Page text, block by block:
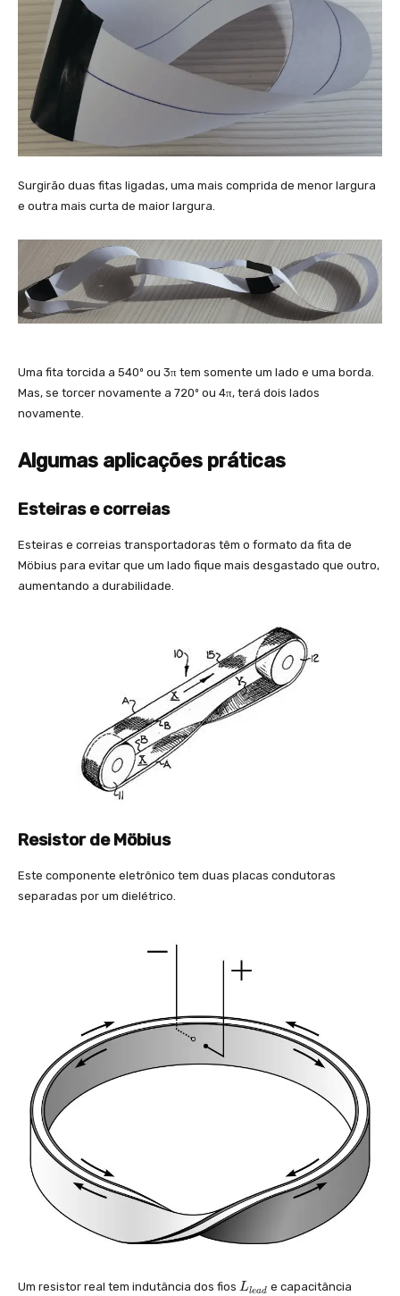
Surgirão duas fitas ligadas, uma mais comprida de menor largura
e outra mais curta de maior largura.
Uma fita torcida a 540º ou 3π tem somente um lado e uma borda.
Mas, se torcer novamente a 720º ou 4π, terá dois lados
novamente.
Algumas aplicações práticas
Esteiras e correias
Esteiras e correias transportadoras têm o formato da fita de
Möbius para evitar que um lado fique mais desgastado que outro,
aumentando a durabilidade.
Resistor de Möbius
Este componente eletrônico tem duas placas condutoras
separadas por um dielétrico.
Um resistor real tem indutância dos fios L
Llead e capacitância